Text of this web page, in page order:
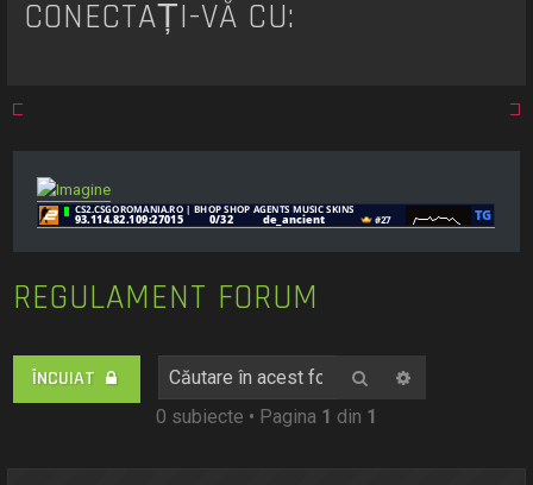
CONECTAȚI-VĂ CU:
REGULAMENT FORUM
ÎNCUIAT Căutare
0 subiecte • Pagina 1 din 1